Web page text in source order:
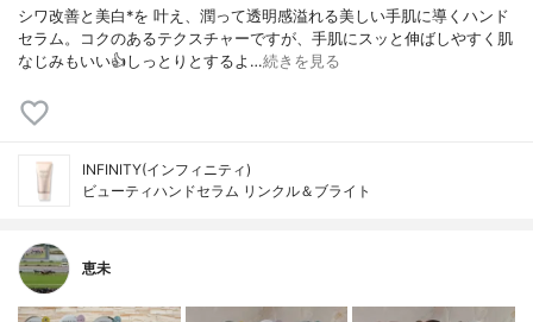
シワ改善と美白*を 叶え、潤って透明感溢れる美しい手肌に導くハンド
セラム。コクのあるテクスチャーですが、手肌にスッと伸ばしやすく肌
なじみもいい👍しっとりとするよ…続きを見る
INFINITY(インフィニティ)
ビューティハンドセラム リンクル＆ブライト
恵未